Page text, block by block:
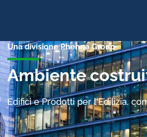
Una divisione Phenna Group
Ambiente
Edifici e Prodotti per l'Edilizia,